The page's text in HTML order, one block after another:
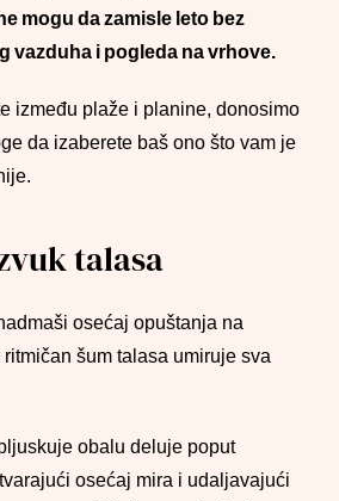
mogu da zamisle leto bez
vazduha i pogleda na vrhove.
između plaže i planine, donosimo
da izaberete baš ono što vam je
talasa
osećaj opuštanja na
šum talasa umiruje sva
obalu deluje poput
osećaj mira i udaljavajući